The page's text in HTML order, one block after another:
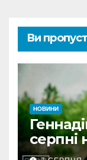
Ви
НОВИНИ
серпні
КАБів